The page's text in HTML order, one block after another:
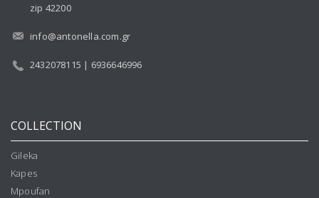
zip 42200
info@antonella.com.gr
2432078115 | 6936646996
COLLECTION
Gileka
Kapes
Mpoufan